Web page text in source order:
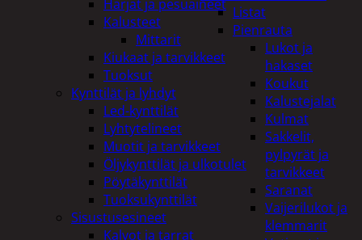
Listat
Pienrauta
Lukot ja
hakaset
Koukut
Kalustejalat
Kulmat
Sakkelit,
pylpyrät ja
tarvikkeet
Saranat
Vaijerilukot ja
klemmarit
Harjat ja pesuaineet
Kalusteet
Mittarit
Kiukaat ja tarvikkeet
Tuoksut
Kynttilät ja lyhdyt
Led-kynttilät
Lyhtytelineet
Muotit ja tarvikkeet
Öljykynttilät ja ulkotulet
Pöytäkynttilät
Tuoksukynttilät
Sisustusesineet
Kalvot ja tarrat